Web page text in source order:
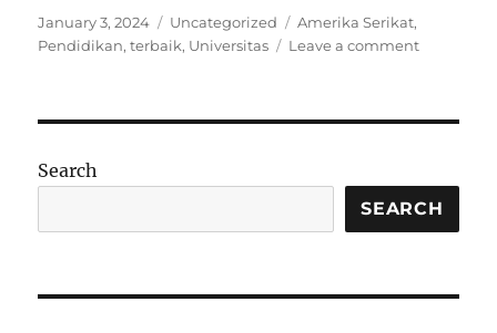
Posted
on
January 3, 2024 Categories
Uncategorized Tags
Amerika Serikat,
Pendidikan,terbaik, Universitas Leave a commenton
Serikat
Beserta
Search
SEARCH